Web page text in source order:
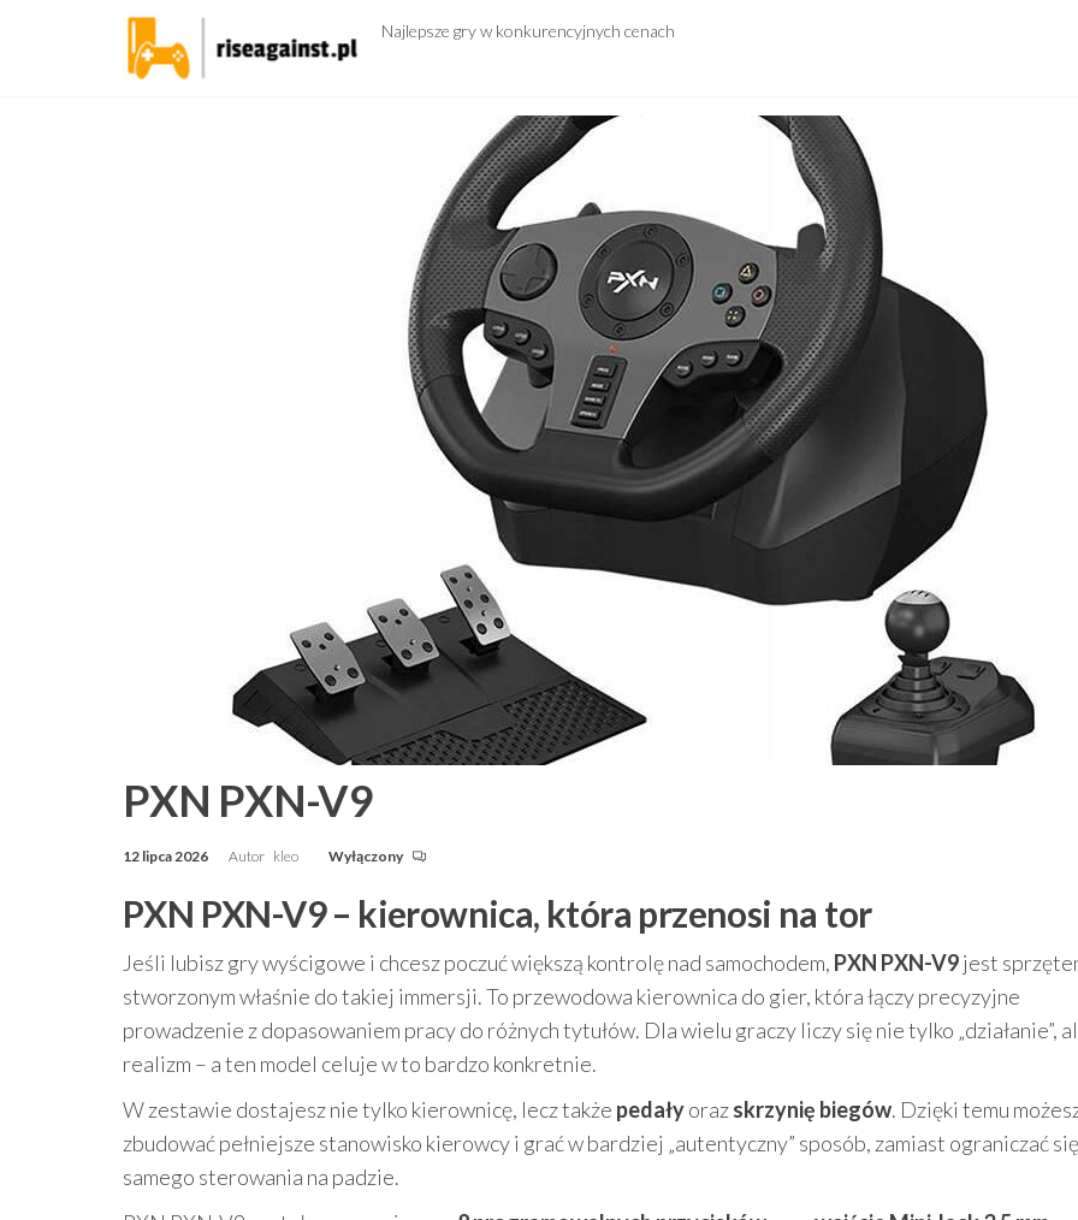
Najlepsze gry w konkurencyjnych cenach
PXN PXN-V9
12 lipca 2026 Autor kleo Wyłączony
PXN PXN-V9 – kierownica, która przenosi na tor
Jeśli lubisz gry wyścigowe i chcesz poczuć większą kontrolę nad samochodem, PXN PXN-V9jest
stworzonym właśnie do takiej immersji. To przewodowa kierownica do gier, która łączy precyzyjne
prowadzenie z dopasowaniem pracy do różnych tytułów. Dla wielu graczy liczy się nie tylko „działanie”,
realizm – a ten model celuje w to bardzo konkretnie.
W zestawie dostajesz nie tylko kierownicę, lecz także pedałyorazskrzynię biegów. Dzięki temu
zbudować pełniejsze stanowisko kierowcy i grać w bardziej „autentyczny” sposób, zamiast ograniczać
samego sterowania na padzie.